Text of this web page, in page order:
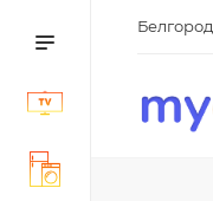
Белгород